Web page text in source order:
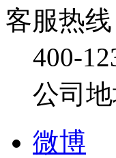
客服热线
400-
公司
微博